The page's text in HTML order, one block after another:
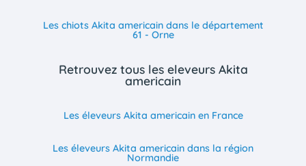
Les chiots Akita americain dans le département
61 - Orne
Retrouvez tous les eleveurs Akita
americain
Les éleveurs Akita americain en France
Les éleveurs Akita americain dans la région
Normandie